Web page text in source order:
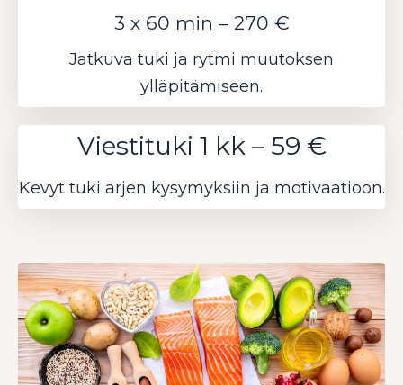
3 x 60 min – 270 €
Jatkuva tuki ja rytmi muutoksen
ylläpitämiseen.
Viestituki 1 kk – 59 €
Kevyt tuki arjen kysymyksiin ja motivaatioon.